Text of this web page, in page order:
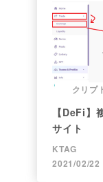
クリプ
【DeFi】
サイト
KTAG
2021/02/22